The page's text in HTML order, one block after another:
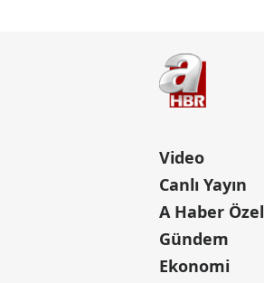
Video
Canlı Yayın
A Haber Özel
Gündem
Ekonomi